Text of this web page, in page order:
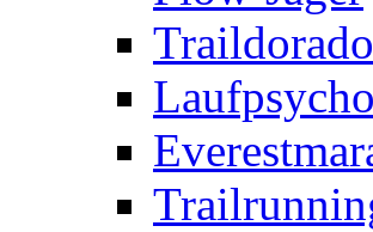
Traildorado